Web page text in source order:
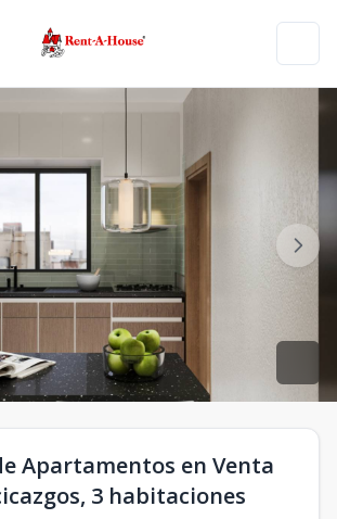
menu
Apartamentos en Venta
3 habitaciones